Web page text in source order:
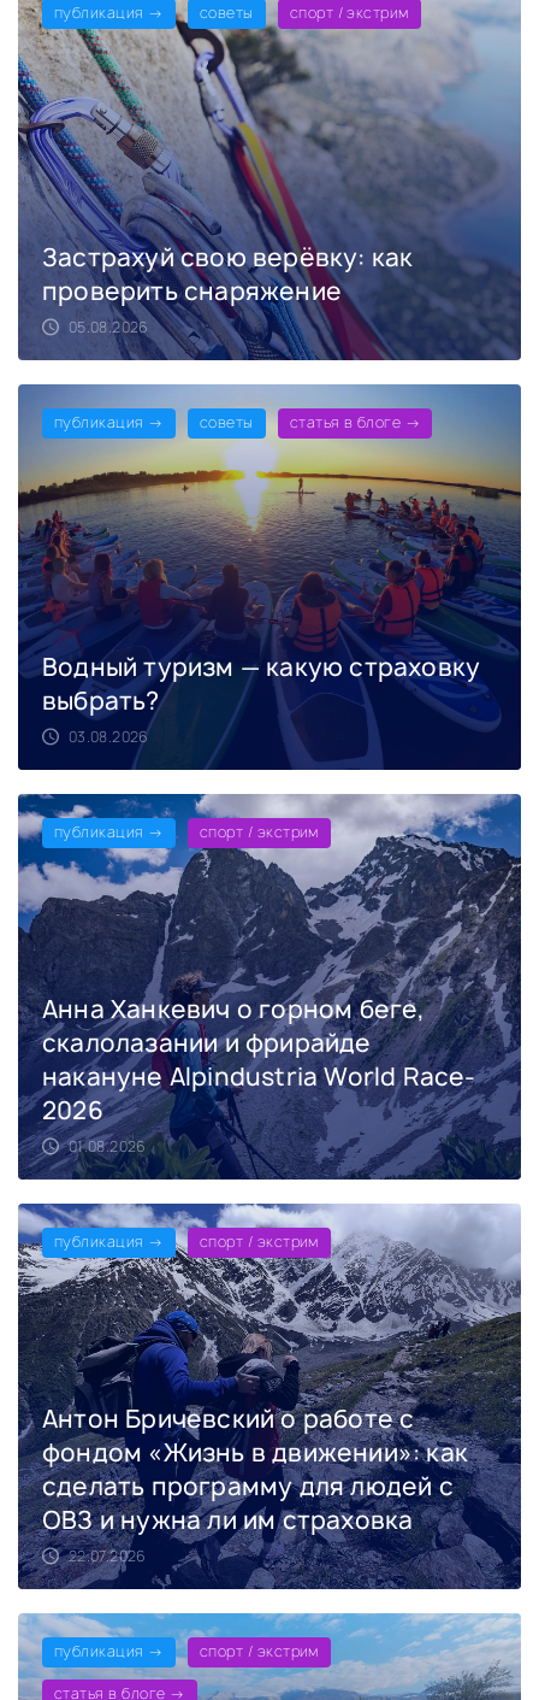
публикация → советы спорт / экстрим
Застрахуй свою верёвку: как
проверить снаряжение
05.08.2026
публикация → советы статья в блоге →
Водный туризм — какую страховку
выбрать?
03.08.2026
публикация → спорт / экстрим
Анна Ханкевич о горном беге,
скалолазании и фрирайде
накануне Alpindustria World Race-
2026
01.08.2026
публикация → спорт / экстрим
Антон Бричевский о работе с
фондом «Жизнь в движении»: как
сделать программу для людей с
ОВЗ и нужна ли им страховка
22.07.2026
публикация → спорт / экстрим
статья в блоге →